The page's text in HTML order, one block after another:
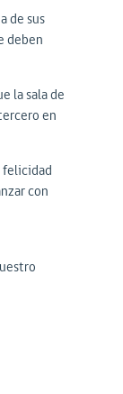
de sus
deben
la sala de
en
felicidad
con